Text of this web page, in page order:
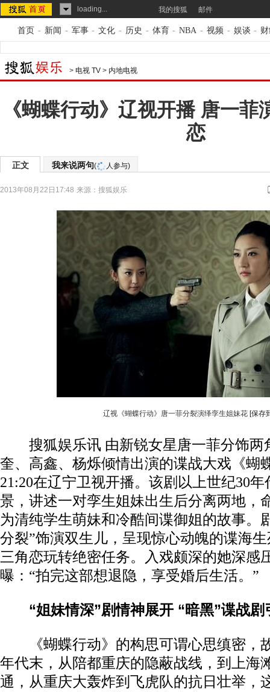
loading... 我的搜狐 邮件
首页 - 新闻 - 军事 - 文化 - 历史 - 体育 - NBA - 视频 - 娱谈 -
> 电视 TV > 内地电视
《蝴蝶行动》辽视开播 唐一
恋
正文 我来说两句( 人参与)
2013年08月22日17:48 来源： 搜狐娱乐
辽视《蝴蝶行动》唐一菲分裂演绎孪生姐妹花 [保存
搜狐娱乐讯 由新锐女星唐一菲分饰两
奎、高鑫、杨烁倾情出演的谍战大戏《蝴
21:20在辽宁卫视开播。该剧以上世纪30
景，讲述一对孪生姐妹出生后分离两地，
为清纯学生萌妹和冷酷间谍御姐的故事。
分裂”饰演双生儿，呈现惊心动魄的谍海
三角恋玩转绝密任务。入戏颇深的她深感
曝：“拍完这部想退隐，享受婚后生活。”
“姐妹情深”剧情神展开 “暗黑”谍战剧
《蝴蝶行动》的构思可谓心思缜密，
年代末，从陪都重庆的隐蔽战线，到上海
通，从重庆大轰炸到飞虎队的抗日壮举，